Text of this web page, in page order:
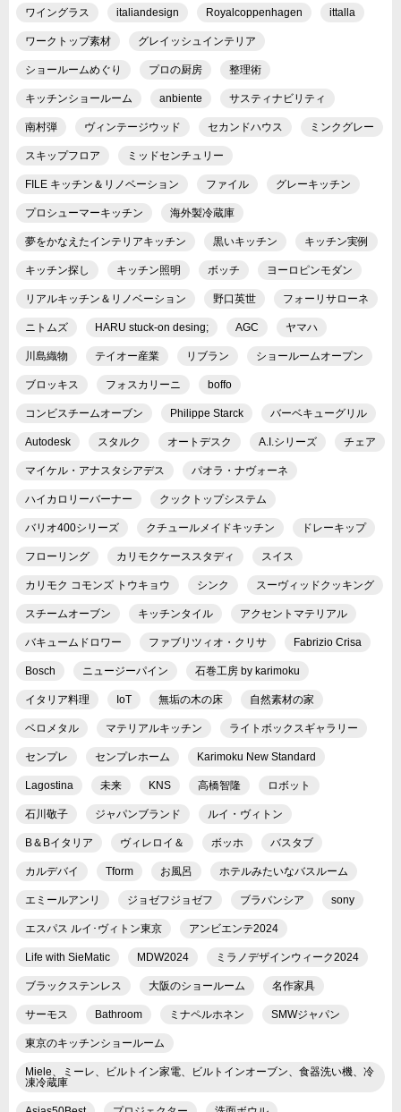
ワイングラス italiandesign Royalcoppenhagen ittalla
ワークトップ素材 グレイッシュインテリア
ショールームめぐり プロの厨房 整理術
キッチンショールーム anbiente サスティナビリティ
南村弾 ヴィンテージウッド セカンドハウス ミンクグレー
スキップフロア ミッドセンチュリー
FILE キッチン＆リノベーション ファイル グレーキッチン
プロシューマーキッチン 海外製冷蔵庫
夢をかなえたインテリアキッチン 黒いキッチン キッチン実例
キッチン探し キッチン照明 ボッチ ヨーロピンモダン
リアルキッチン＆リノベーション 野口英世 フォーリサローネ
ニトムズ HARU stuck-on desing; AGC ヤマハ
川島織物 テイオー産業 リブラン ショールームオープン
ブロッキス フォスカリーニ boffo
コンビスチームオーブン Philippe Starck バーベキューグリル
Autodesk スタルク オートデスク A.I.シリーズ チェア
マイケル・アナスタシアデス パオラ・ナヴォーネ
ハイカロリーバーナー クックトップシステム
バリオ400シリーズ クチュールメイドキッチン ドレーキップ
フローリング カリモクケーススタディ スイス
カリモク コモンズ トウキョウ シンク スーヴィッドクッキング
スチームオーブン キッチンタイル アクセントマテリアル
バキュームドロワー ファブリツィオ・クリサ Fabrizio Crisa
Bosch ニュージーパイン 石巻工房 by karimoku
イタリア料理 IoT 無垢の木の床 自然素材の家
ベロメタル マテリアルキッチン ライトボックスギャラリー
センプレ センプレホーム Karimoku New Standard
Lagostina 未来 KNS 高橋智隆 ロボット
石川敬子 ジャパンブランド ルイ・ヴィトン
B＆Bイタリア ヴィレロイ＆ ボッホ バスタブ
カルデバイ Tform お風呂 ホテルみたいなバスルーム
エミールアンリ ジョゼフジョゼフ ブラバンシア sony
エスパス ルイ･ヴィトン東京 アンビエンテ2024
Life with SieMatic MDW2024 ミラノデザインウィーク2024
ブラックステンレス 大阪のショールーム 名作家具
サーモス Bathroom ミナペルホネン SMWジャパン
東京のキッチンショールーム
Miele、ミーレ、ビルトイン家電、ビルトインオーブン、食器洗い機、冷
凍冷蔵庫